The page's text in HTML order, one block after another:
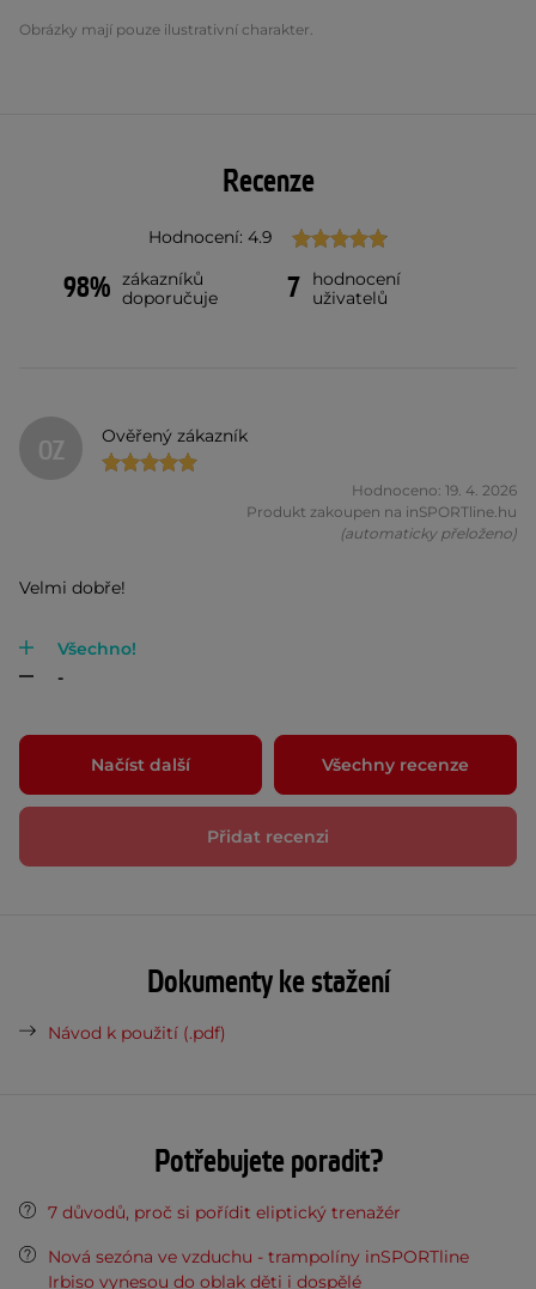
Obrázky mají pouze ilustrativní charakter.
Recenze
Hodnocení: 4.9
98% zákazníků
doporučuje
7
hodnocení
uživatelů
OZ Ověřený zákazník
Hodnoceno: 19. 4. 2026
Produkt zakoupen na inSPORTline.hu
(automaticky přeloženo)
Velmi dobře!
Všechno!
-
Načíst další Všechny recenze
Přidat recenzi
Dokumenty ke stažení
Návod k použití (.pdf)
Potřebujete poradit?
7 důvodů, proč si pořídit eliptický trenažér
Nová sezóna ve vzduchu - trampolíny inSPORTline
Irbiso vynesou do oblak děti i dospělé